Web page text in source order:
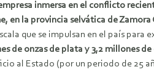
inmersa en el conflicto
en la provincia selvática de
que se impulsan en el país para
de onzas de plata y 3,2 millones de
al Estado (por un periodo de 25